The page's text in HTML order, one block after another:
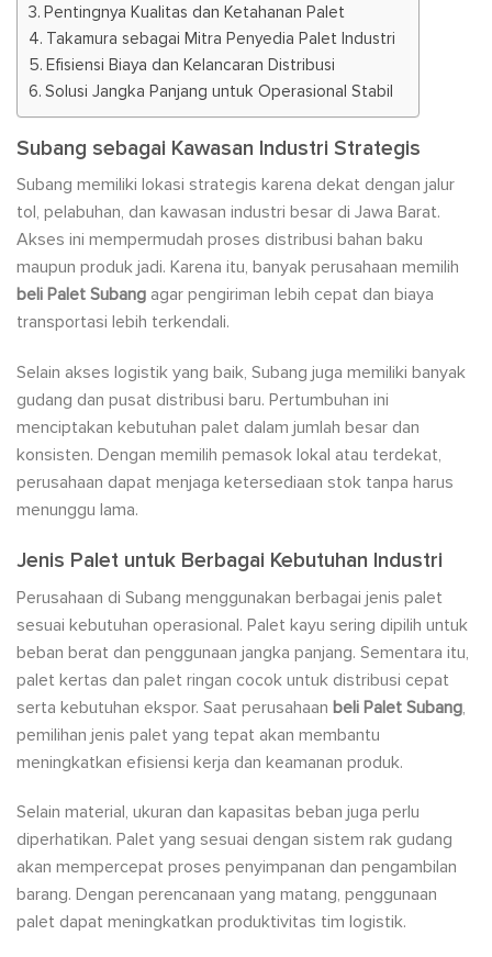
Pentingnya Kualitas dan Ketahanan Palet
Takamura sebagai Mitra Penyedia Palet Industri
Efisiensi Biaya dan Kelancaran Distribusi
Solusi Jangka Panjang untuk Operasional Stabil
Subang sebagai Kawasan Industri Strategis
Subang memiliki lokasi strategis karena dekat dengan jalur
tol, pelabuhan, dan kawasan industri besar di Jawa Barat.
Akses ini mempermudah proses distribusi bahan baku
maupun produk jadi. Karena itu, banyak perusahaan memilih
beli Palet Subang agar pengiriman lebih cepat dan biaya
transportasi lebih terkendali.
Selain akses logistik yang baik, Subang juga memiliki banyak
gudang dan pusat distribusi baru. Pertumbuhan ini
menciptakan kebutuhan palet dalam jumlah besar dan
konsisten. Dengan memilih pemasok lokal atau terdekat,
perusahaan dapat menjaga ketersediaan stok tanpa harus
menunggu lama.
Jenis Palet untuk Berbagai Kebutuhan Industri
Perusahaan di Subang menggunakan berbagai jenis palet
sesuai kebutuhan operasional. Palet kayu sering dipilih untuk
beban berat dan penggunaan jangka panjang. Sementara itu,
palet kertas dan palet ringan cocok untuk distribusi cepat
serta kebutuhan ekspor. Saat perusahaan beli Palet Subang,
pemilihan jenis palet yang tepat akan membantu
meningkatkan efisiensi kerja dan keamanan produk.
Selain material, ukuran dan kapasitas beban juga perlu
diperhatikan. Palet yang sesuai dengan sistem rak gudang
akan mempercepat proses penyimpanan dan pengambilan
barang. Dengan perencanaan yang matang, penggunaan
palet dapat meningkatkan produktivitas tim logistik.